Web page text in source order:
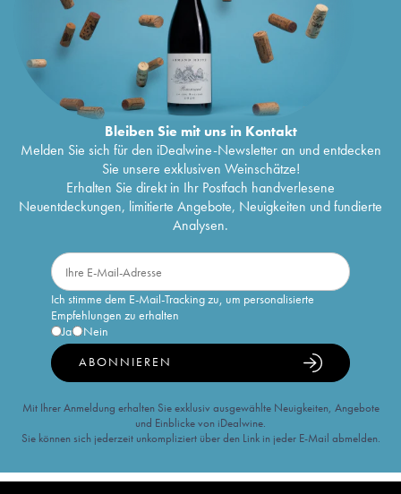
Bleiben Sie mit uns in Kontakt
Melden Sie sich für den iDealwine-Newsletter an und entdecken
Sie unsere exklusiven Weinschätze!
Erhalten Sie direkt in Ihr Postfach handverlesene
Neuentdeckungen, limitierte Angebote, Neuigkeiten und fundierte
Analysen.
Ich stimme dem E-Mail-Tracking zu, um personalisierte
Empfehlungen zu erhalten
Ja
Nein
ABONNIEREN
Mit Ihrer Anmeldung erhalten Sie exklusiv ausgewählte Neuigkeiten, Angebote
und Einblicke von iDealwine.
Sie können sich jederzeit unkompliziert über den Link in jeder E-Mail abmelden.